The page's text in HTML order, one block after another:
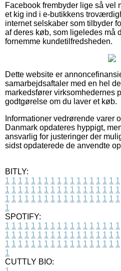
Facebook frembyder lige så vel
et kig ind i e-butikkens
internet selskaber som tilbyder
af deres køb, som ligeledes må
fornemme kundetilfredsheden.
Dette website er
samarbejdsaftaler med en hel
markedsfører virksomhedernes
godtgørelse om du laver et køb.
Informationer vedrørende varer
Danmark opdateres hyppigt,
ansvarlig for justeringer der
sidst opdaterede de anvendte
BITLY:
1 1 1 1 1 1 1 1 1 1 1 1 1 1 1 1 1 1
1 1 1 1 1 1 1 1 1 1 1 1 1 1 1 1 1 1
1 1 1 1 1 1 1 1 1 1 1 1 1 1 1 1 1 1
1
SPOTIFY:
1 1 1 1 1 1 1 1 1 1 1 1 1 1 1 1 1 1
1 1 1 1 1 1 1 1 1 1 1 1 1 1 1 1 1 1
1 1 1 1 1 1 1 1 1 1 1 1 1 1 1 1 1 1
1
CUTTLY BIO: